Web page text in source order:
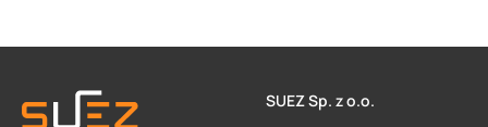
SUEZ Sp. z o.o.